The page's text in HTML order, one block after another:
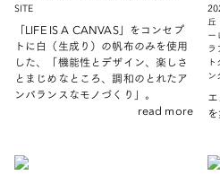
SITE
「LIFE IS A CANVAS」をコンセプ
トに白（生成り）の帆布のみを使用
した、「機能性とデザイン、楽しさ
とまじめなところ、調和のとれたア
ンバランスなモノづくり」。
read more
ー